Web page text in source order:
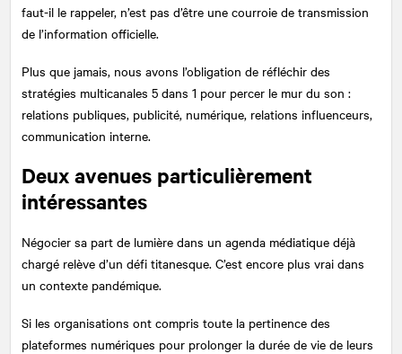
faut-il le rappeler, n’est pas d’être une courroie de transmission
de l’information officielle.
Plus que jamais, nous avons l’obligation de réfléchir des
stratégies multicanales 5 dans 1 pour percer le mur du son :
relations publiques, publicité, numérique, relations influenceurs,
communication interne.
Deux avenues particulièrement
intéressantes
Négocier sa part de lumière dans un agenda médiatique déjà
chargé relève d’un défi titanesque. C’est encore plus vrai dans
un contexte pandémique.
Si les organisations ont compris toute la pertinence des
plateformes numériques pour prolonger la durée de vie de leurs